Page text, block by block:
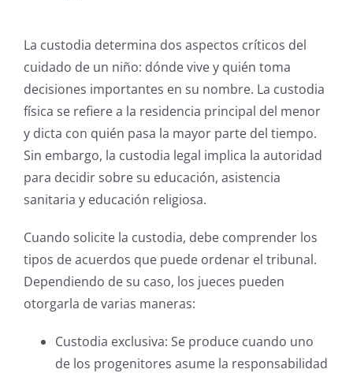
La custodia determina dos aspectos críticos del
cuidado de un niño: dónde vive y quién toma
decisiones importantes en su nombre. La custodia
física se refiere a la residencia principal del menor
y dicta con quién pasa la mayor parte del tiempo.
Sin embargo, la custodia legal implica la autoridad
para decidir sobre su educación, asistencia
sanitaria y educación religiosa.
Cuando solicite la custodia, debe comprender los
tipos de acuerdos que puede ordenar el tribunal.
Dependiendo de su caso, los jueces pueden
otorgarla de varias maneras:
Custodia exclusiva: Se produce cuando uno
de los progenitores asume la responsabilidad